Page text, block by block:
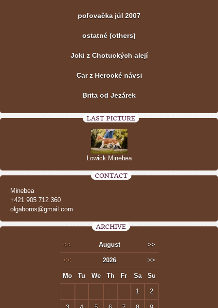
poľovačka júl 2007
ostatné (others)
Joki z Chotuckých alejí
Car z Herocké návsi
Brita od Jezárek
LAST PICTURE
Lowick Minebea
CONTACT
Minebea
+421 905 712 360
olgaboros@gmail.com
ARCHIVE
<< August >>
<< 2026 >>
Mo Tu We Th Fr Sa Su
1 2